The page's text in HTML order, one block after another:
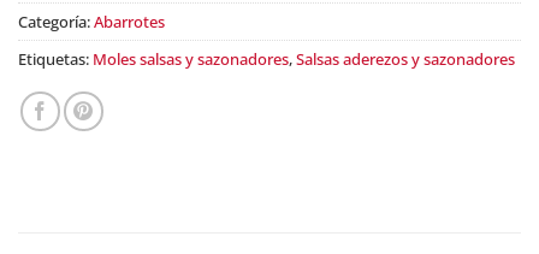
Categoría:Abarrotes
Etiquetas: Moles salsas y sazonadores,Salsas aderezos y sazonadores